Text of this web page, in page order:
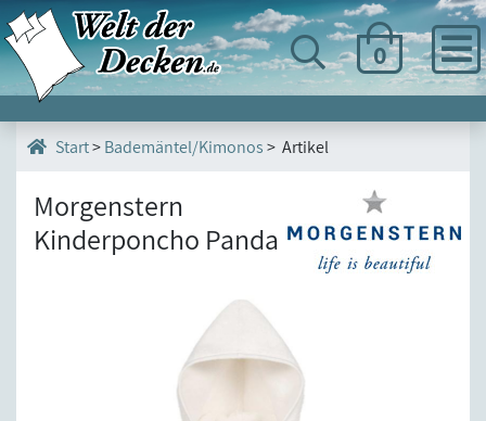
0
Start>Bademäntel/Kimonos> Artikel
Morgenstern
Kinderponcho Panda